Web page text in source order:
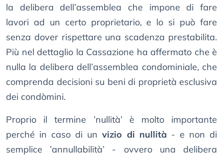
la delibera dell’assemblea che impone di fare
lavori ad un certo proprietario, e lo si può fare
senza dover rispettare una scadenza prestabilita.
Più nel dettaglio la Cassazione ha affermato che è
nulla la delibera dell’assemblea condominiale, che
comprenda decisioni su beni di proprietà esclusiva
dei condòmini.
Proprio il termine ’nullità’ è molto importante
perché in caso di unvizio di nullità - e non di
semplice ’annullabilità’ - ovvero una delibera